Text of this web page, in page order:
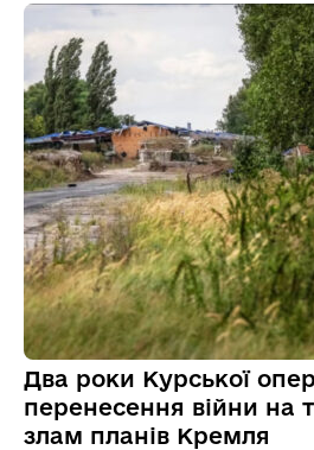
Два роки Курської
перенесення війни на
злам планів Кремля